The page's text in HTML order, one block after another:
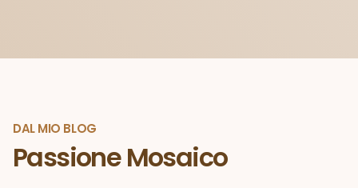
DAL MIO BLOG
Passione Mosaico